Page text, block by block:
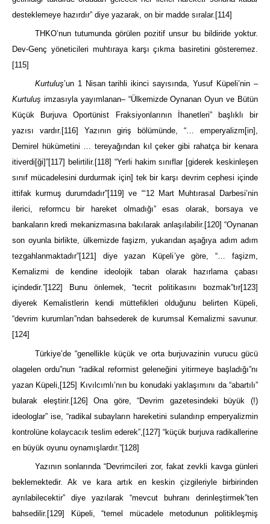
desteklemeye hazırdır” diye yazarak, on bir madde sıralar. [114]
THKO’nun tutumunda görülen pozitif unsur bu bildiride yoktur.
Dev-Genç yöneticileri muhtıraya karşı çıkma basiretini gösteremez.
[115]
Kurtuluş’un 1 Nisan tarihli ikinci sayısında, Yusuf Küpeli’nin –
Kurtuluş imzasıyla yayımlanan– “Ülkemizde Oynanan Oyun ve Bütün
Küçük Burjuva Oportünist Fraksiyonlarının İhanetleri” başlıklı bir
yazısı vardır. [116]
Yazının giriş bölümünde, “… emperyalizm[in],
Demirel hükümetini … tereyağından kıl çeker gibi rahatça bir kenara
itiverdi[ği]”[117] belirtilir. [118] “Yerli hakim sınıflar [giderek keskinleşen
sınıf mücadelesini durdurmak için] tek bir karşı devrim cephesi içinde
ittifak kurmuş durumdadır”[119] ve “‘12 Mart Muhtırasal Darbesi’nin
ilerici, reformcu bir hareket olmadığı” esas olarak, borsaya ve
bankaların kredi mekanizmasına bakılarak anlaşılabilir. [120] “Oynanan
son oyunla birlikte, ülkemizde faşizm, yukarıdan aşağıya adım adım
tezgahlanmaktadır”[121]
diye yazan Küpeli’ye göre, “… faşizm,
Kemalizmi de kendine ideolojik taban olarak hazırlama çabası
içindedir.”[122] Bunu önlemek, “tecrit politikasını bozmak”tır[123]
diyerek Kemalistlerin kendi müttefikleri olduğunu belirten Küpeli,
“devrim kurumları”ndan bahsederek de kurumsal Kemalizmi savunur.
[124]
Türkiye’de “genellikle küçük ve orta burjuvazinin vurucu gücü
olagelen ordu”nun “radikal reformist geleneğini yitirmeye başladığı”nı
yazan Küpeli, [125] Kıvılcımlı’nın bu konudaki yaklaşımını da “abartılı”
bularak eleştirir. [126] Ona göre, “Devrim gazetesindeki büyük (!)
ideologlar” ise, “radikal subayların hareketini sulandırıp emperyalizmin
kontrolüne kolaycacık teslim ederek”, [127] “küçük burjuva radikallerine
en büyük oyunu oynamışlardır.”[128]
Yazının sonlarında “Devrimcileri zor, fakat zevkli kavga günleri
beklemektedir. Ak ve kara artık en keskin çizgileriyle birbirinden
ayrılabilecektir” diye yazılarak “mevcut buhranı derinleştirmek”ten
bahsedilir. [129] Küpeli, “temel mücadele metodunun politikleşmiş